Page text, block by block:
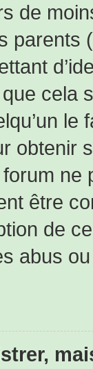
de
parents
cela
obtenir
être
de
abus